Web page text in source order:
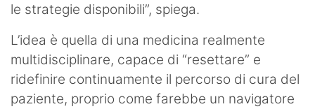
le strategie disponibili”, spiega.
L’idea è quella di una medicina realmente
multidisciplinare, capace di “resettare” e
ridefinire continuamente il percorso di cura del
paziente, proprio come farebbe un navigatore